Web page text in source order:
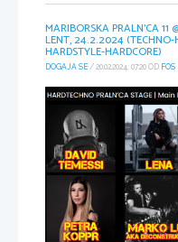
MARIBORSKA PRALN'CA 11
LENT, 24.2.2024 (TECHNO-
HARDSTYLE-HARDCORE)
DOGAJA SE / 20.02.2024, 07:20 OD FOS